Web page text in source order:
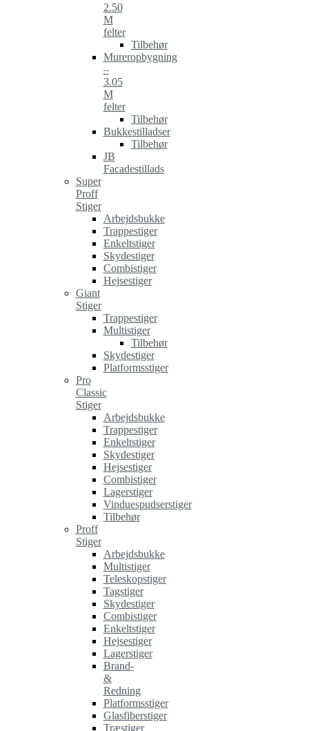
2.50
M
felter
Tilbehør
Mureropbygning
–
3.05
M
felter
Tilbehør
Bukkestilladser
Tilbehør
JB
Facadestillads
Super
Proff
Stiger
Arbejdsbukke
Trappestiger
Enkeltstiger
Skydestiger
Combistiger
Hejsestiger
Giant
Stiger
Trappestiger
Multistiger
Tilbehør
Skydestiger
Platformsstiger
Pro
Classic
Stiger
Arbejdsbukke
Trappestiger
Enkeltstiger
Skydestiger
Hejsestiger
Combistiger
Lagerstiger
Vinduespudserstiger
Tilbehør
Proff
Stiger
Arbejdsbukke
Multistiger
Teleskopstiger
Tagstiger
Skydestiger
Combistiger
Enkeltstiger
Hejsestiger
Lagerstiger
Brand-
&
Redning
Platformsstiger
Glasfiberstiger
Træstiger